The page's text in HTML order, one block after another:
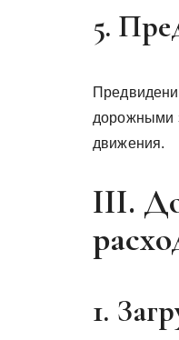
5.
дорожными
движения.
III.
1.